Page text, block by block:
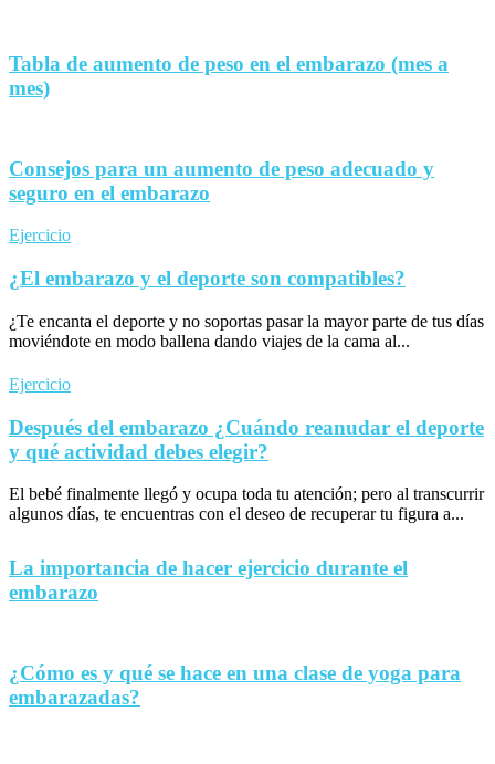
Tabla de aumento de peso en el embarazo (mes a
mes)
Consejos para un aumento de peso adecuado y
seguro en el embarazo
Ejercicio
¿El embarazo y el deporte son compatibles?
¿Te encanta el deporte y no soportas pasar la mayor parte de tus días
moviéndote en modo ballena dando viajes de la cama al...
Ejercicio
Después del embarazo ¿Cuándo reanudar el deporte
y qué actividad debes elegir?
El bebé finalmente llegó y ocupa toda tu atención; pero al transcurrir
algunos días, te encuentras con el deseo de recuperar tu figura a...
La importancia de hacer ejercicio durante el
embarazo
¿Cómo es y qué se hace en una clase de yoga para
embarazadas?